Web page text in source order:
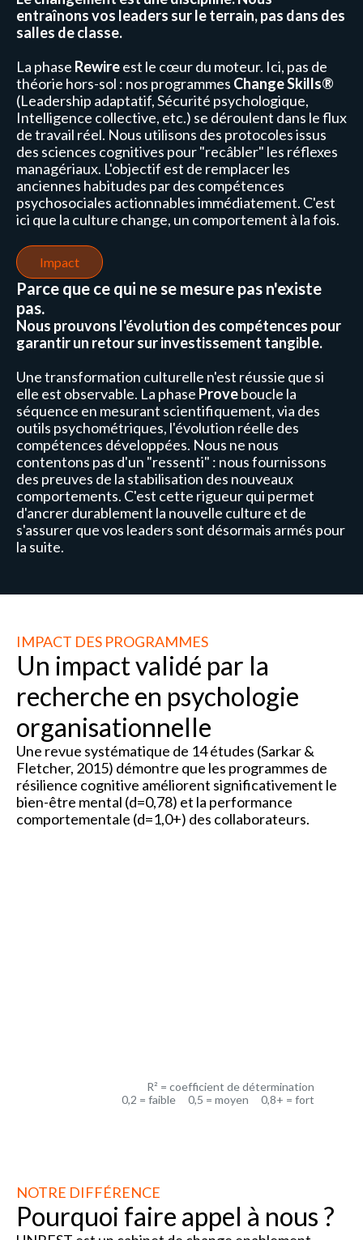
entraînons vos leaders sur le terrain, pas dans des
salles de classe.
La phase Rewireest le cœur du moteur. Ici, pas de
théorie hors-sol : nos programmes Change Skills®
(Leadership adaptatif, Sécurité psychologique,
Intelligence collective, etc.) se déroulent dans le flux
de travail réel. Nous utilisons des protocoles issus
des sciences cognitives pour "recâbler" les réflexes
managériaux. L'objectif est de remplacer les
anciennes habitudes par des compétences
psychosociales actionnables immédiatement. C'est
ici que la culture change, un comportement à la fois.
Impact
Parce que ce qui ne se mesure pas n'existe
pas.
Nous prouvons l'évolution des compétences pour
garantir un retour sur investissement tangible.
Une transformation culturelle n'est réussie que si
elle est observable. La phase Proveboucle la
séquence en mesurant scientifiquement, via des
outils psychométriques, l'évolution réelle des
compétences développées. Nous ne nous
contentons pas d'un "ressenti" : nous fournissons
des preuves de la stabilisation des nouveaux
comportements. C'est cette rigueur qui permet
d'ancrer durablement la nouvelle culture et de
s'assurer que vos leaders sont désormais armés pour
la suite.
IMPACT DES PROGRAMMES
Un impact validé par la
recherche en psychologie
organisationnelle
Une revue systématique de 14 études (Sarkar &
Fletcher, 2015) démontre que les programmes de
résilience cognitive améliorent significativement le
bien-être mental (d=0,78) et la performance
comportementale (d=1,0+) des collaborateurs.
R² = coefficient de détermination
0,2 = faible 0,5 = moyen 0,8+ = fort
NOTRE DIFFÉRENCE
Pourquoi faire appel à nous ?